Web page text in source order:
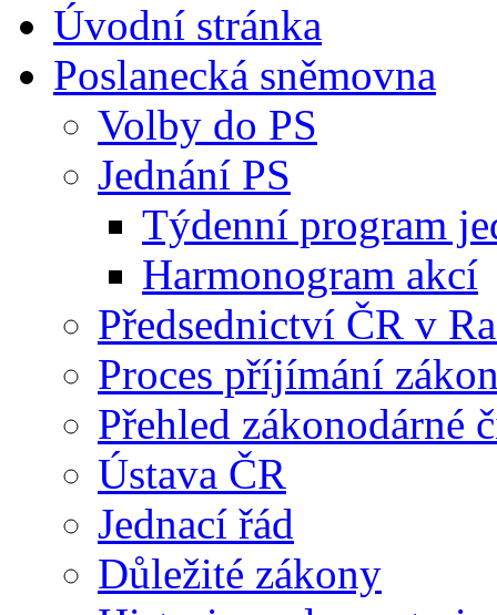
Úvodní stránka
Poslanecká sněmovna
Volby do PS
Jednání PS
Týdenní program
Harmonogram akcí
Předsednictví ČR v
Proces příjímání
Přehled zákonodárné
Ústava ČR
Jednací řád
Důležité zákony